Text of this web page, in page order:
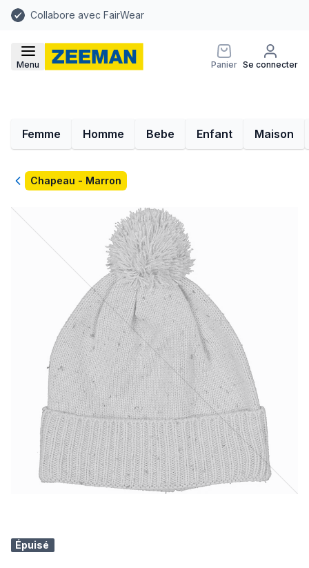
Collabore avec FairWear
Menu Panier Se connecter
Femme Homme Bebe Enfant Maison
RetourChapeau - Marron
Épuisé